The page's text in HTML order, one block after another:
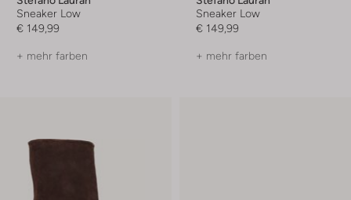
Sneaker Low
€ 149,99
+ mehr farben
Sneaker Low
€ 149,99
+ mehr farben